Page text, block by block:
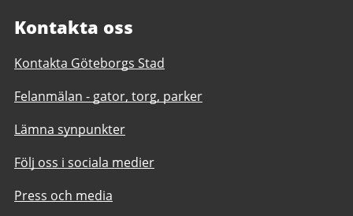
Kontakta oss
Kontakta Göteborgs Stad
Felanmälan - gator, torg, parker
Lämna synpunkter
Följ oss i sociala medier
Press och media